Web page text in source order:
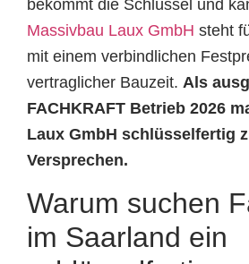
bekommt die Schlüssel und
Massivbau Laux GmbH steht
mit einem verbindlichen
vertraglicher Bauzeit. Als
FACHKRAFT Betrieb 2026
Laux GmbH schlüsselfertig
Versprechen.
Warum suchen
im Saarland ein